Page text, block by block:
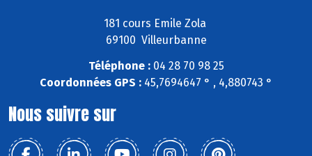
181 cours Emile Zola
69100 Villeurbanne
Téléphone :04 28 70 98 25
Coordonnées GPS : 45,7694647 ° , 4,880743 °
Nous suivre sur